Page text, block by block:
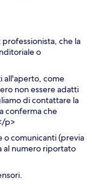
che la
o
all'aperto, come
non essere adatti
di contattare la
conferma che
p>
o comunicanti (previa
al numero riportato